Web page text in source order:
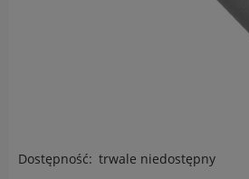
Dostępność: trwale niedostępny